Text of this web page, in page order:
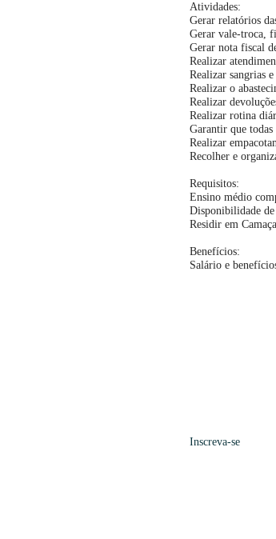
Atividades:
Gerar relatórios
Gerar vale-troca,
Gerar nota fiscal
Realizar
Realizar sangrias
Realizar o
Realizar
Realizar rotina
Garantir que todas
Realizar
Recolher e
Requisitos:
Ensino médio
Disponibilidade
Residir em
Benefícios:
Salário e
Inscreva-se